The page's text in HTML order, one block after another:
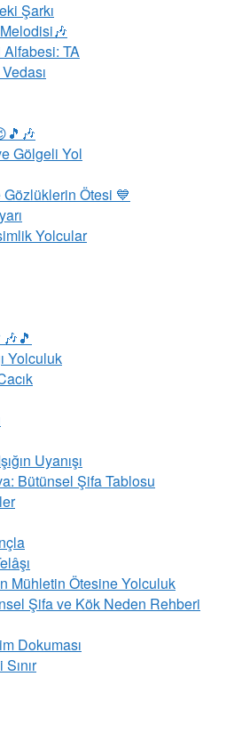
Şarkı
TA
Gölgeli Yol
Ötesi 💙
Yolcular
Yolculuk
Uyanışı
Bütünsel Şifa Tablosu
Mühletin Ötesine Yolculuk
Şifa ve Kök Neden Rehberi
Dokuması